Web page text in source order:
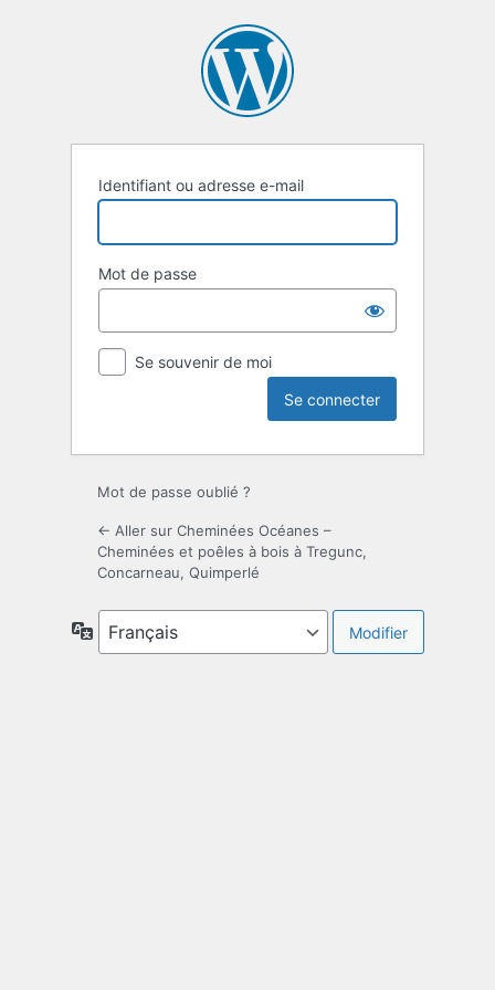
Identifiant ou adresse e-mail
Mot de passe
Se souvenir de moi
Mot de passe oublié ?
← Aller sur Cheminées Océanes –
Cheminées et poêles à bois à Tregunc,
Concarneau, Quimperlé
Langue